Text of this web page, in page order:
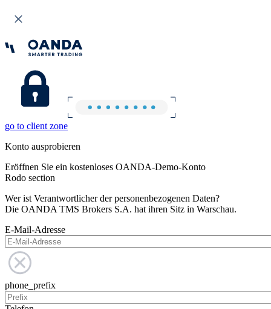
go to client zone
Konto ausprobieren
Eröffnen Sie ein kostenloses OANDA-Demo-Konto
Rodo section
Wer ist Verantwortlicher der personenbezogenen Daten?
Die OANDA TMS Brokers S.A. hat ihren Sitz in Warschau.
E-Mail-Adresse
phone_prefix